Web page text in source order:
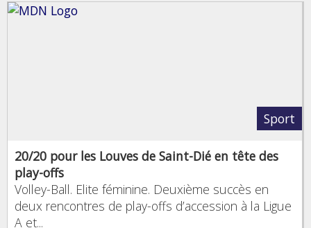
Sport
20/20 pour les Louves de Saint-Dié en tête des
play-offs
Volley-Ball. Elite féminine. Deuxième succès en
deux rencontres de play-offs d’accession à la Ligue
A et...